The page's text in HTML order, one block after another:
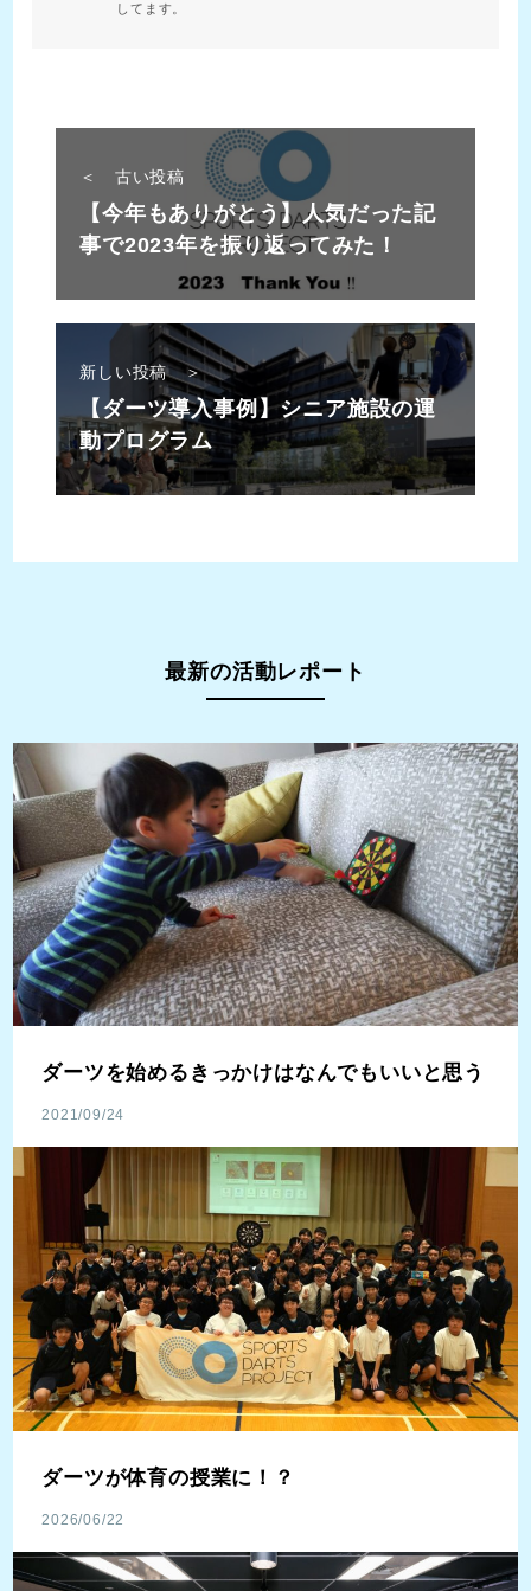
してます。
＜ 古い投稿
【今年もありがとう】人気だった記
事で2023年を振り返ってみた！
新しい投稿 ＞
【ダーツ導入事例】シニア施設の運
動プログラム
最新の活動レポート
ダーツを始めるきっかけはなんでもいいと思う
2021/09/24
ダーツが体育の授業に！？
2026/06/22